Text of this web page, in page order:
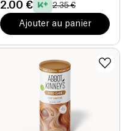
2.00 € 2.35 €
Ajouter au panier